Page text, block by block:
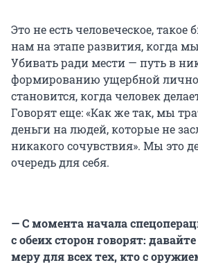
Это не есть человеческое, такое
нам на этапе развития, когда
Убивать ради мести — путь в
формированию ущербной
становится, когда человек
Говорят еще: «Как же так, мы
деньги на людей, которые не
никакого сочувствия». Мы это
очередь для себя.
— С момента начала
с обеих сторон говорят:
меру для всех тех, кто с